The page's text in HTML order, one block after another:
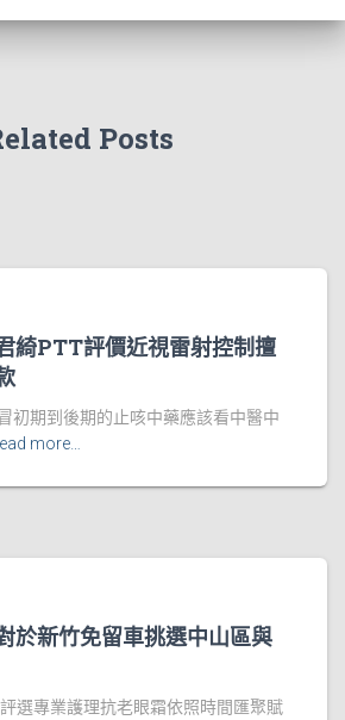
Posts
綺PTT評價近視雷射控制擅
初期到後期的止咳中藥應該看中醫中
more…
於新竹免留車挑選中山區與
選專業護理抗老眼霜依照時間匯聚賦